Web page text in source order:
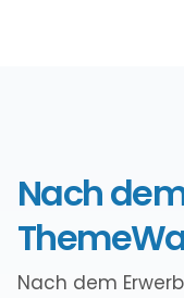
Nach
Nach dem